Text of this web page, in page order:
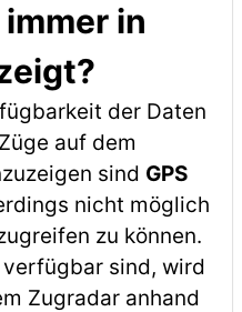
in
der Daten
auf dem
sind GPS
nicht möglich
zu können.
verfügbar sind, wird
Zugradar anhand